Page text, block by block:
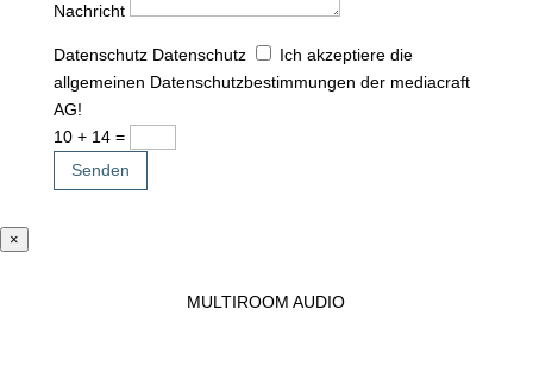
Nachricht
Datenschutz Datenschutz
Ich akzeptiere die
allgemeinen Datenschutzbestimmungen der mediacraft
AG!
10 + 14=
Senden
×
MULTIROOM AUDIO